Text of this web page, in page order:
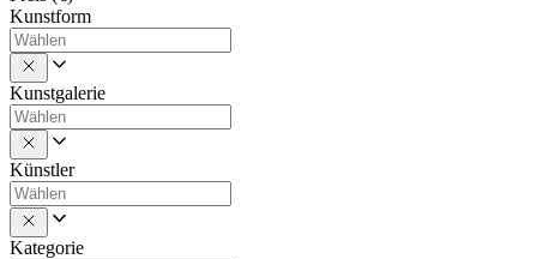
Kunstform
Kunstgalerie
Künstler
Kategorie